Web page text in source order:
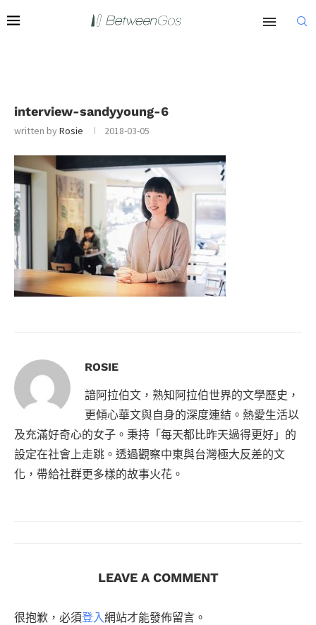
interview-sandyyoung-6
written byRosie 2018-03-05
ROSIE
諳阿拉伯文，熟知阿拉伯世界的文學歷史，
更傾心華文與自身的深度連結。熱愛生活以
及充滿好奇心的女子。秉持「每天都比昨天過得更好」的
設定在社會上走跳。透過觀察中東與台灣極大反差的文
化，帶給社群更多樣的故事火花。
LEAVE A COMMENT
很抱歉，必須登入網站才能發佈留言。